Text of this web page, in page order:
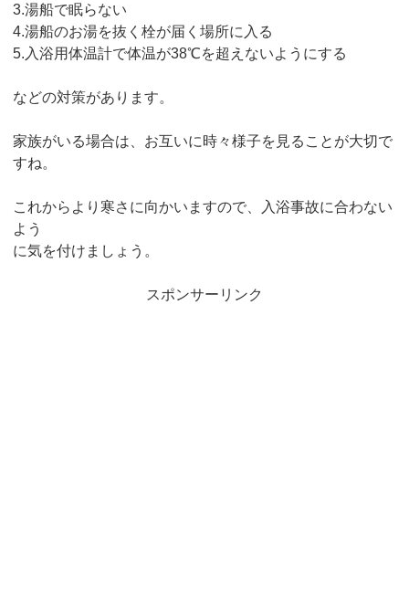
3.湯船で眠らない
4.湯船のお湯を抜く栓が届く場所に入る
5.入浴用体温計で体温が38℃を超えないようにする
などの対策があります。
家族がいる場合は、お互いに時々様子を見ることが大切で
すね。
これからより寒さに向かいますので、入浴事故に合わない
よう
に気を付けましょう。
スポンサーリンク